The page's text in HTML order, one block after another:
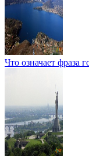
Что означает фраза